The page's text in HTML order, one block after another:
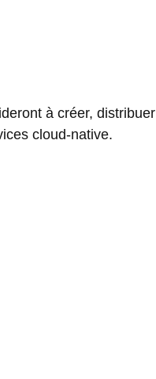
à créer, distribuer
cloud-native.